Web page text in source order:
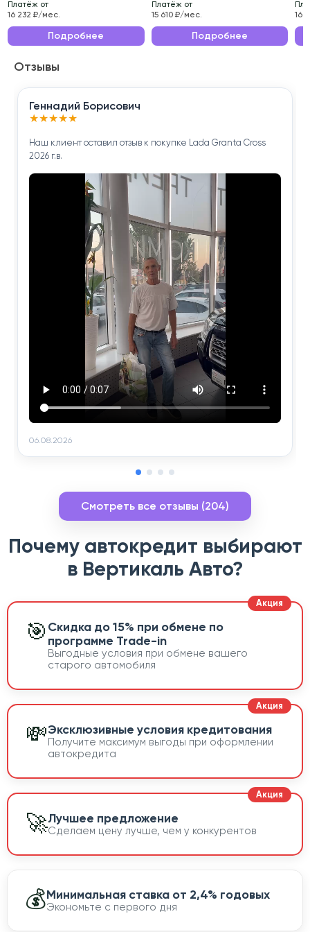
Эксплуатационные характеристики данного
автомобиля делают его идеальным выбором для
путешествий.
Приобретая Nissan X-Trail 2018 года , вы получаете
надёжного помощника для решения повседневных
Платёж от
16 232 ₽/мес.
Подробнее
Платёж от
15 610 ₽/мес.
Подробнее
16
Отзывы
Геннадий Борисович
★★★★★
Наш клиент оставил отзыв к покупке Lada Granta Cross
2026 г.в.
06.08.2026
Смотреть все отзывы (204)
Почему автокредит выбирают
в Вертикаль Авто?
🎯 Скидка до 15% при обмене по
программе Trade-in
Выгодные условия при обмене вашего
старого автомобиля
💸Эксклюзивные условия кредитования
Получите максимум выгоды при оформлении
автокредита
🚀Лучшее предложение
Сделаем цену лучше, чем у конкурентов
💰Минимальная ставка от 2,4% годовых
Экономьте с первого дня